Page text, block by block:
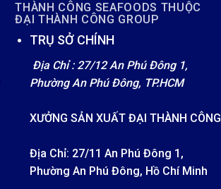
THÀNH CÔNG SEAFOODS THUỘC
ĐẠI THÀNH CÔNG GROUP
TRỤ SỞ CHÍNH
Địa Chỉ : 27/12 An Phú Đông 1,
Phường An Phú Đông, TP.HCM
XƯỞNG SẢN XUẤT ĐẠI THÀNH CÔNG
Địa Chỉ: 27/11 An Phú Đông 1,
Phường An Phú Đông, Hồ Chí Minh